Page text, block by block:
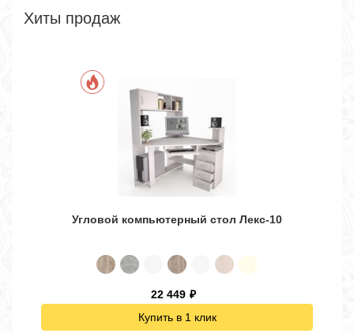
Хиты продаж
Угловой компьютерный стол Лекс-10
22 449 ₽
Купить в 1 клик